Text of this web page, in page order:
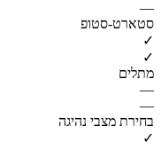
—
סטארט-סטופ
✓
✓
מתלים
—
—
בחירת מצבי נהיגה
✓